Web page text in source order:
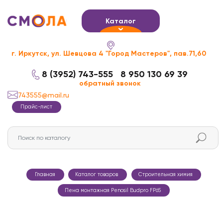
Каталог
г. Иркутск, ул. Шевцова 4 "Город Мастеров", пав.71,60
8 (3952) 743-555 8 950 130 69 39
обратный звонок
743555@mail.ru
Прайс-лист
Главная Каталог товаров Строительная химия
Пена монтажная Penosil Budpro FP65